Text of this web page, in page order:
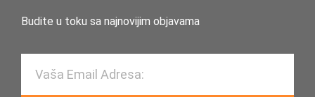
Budite u toku sa najnovijim objavama